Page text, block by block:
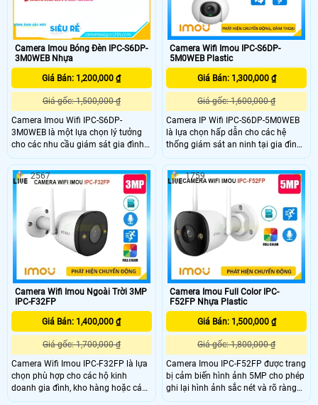
Camera Imou Bóng Đèn IPC-S6DP-
3M0WEB Nhựa
Giá Bán: 1,200,000 ₫
Giá gốc: 1,500,000 ₫
Camera Imou Wifi IPC-S6DP-
3M0WEB là một lựa chọn lý tưởng
cho các nhu cầu giám sát gia đình
hoặc văn phòng, với sự kết hợp giữa
chất lượng hình ảnh tốt tính năng
thông minh và khả năng kết nối linh
Camera Wifi Imou IPC-S6DP-
5M0WEB Plastic
Giá Bán: 1,300,000 ₫
Giá gốc: 1,600,000 ₫
Camera IP Wifi IPC-S6DP-5M0WEB
là lựa chọn hấp dẫn cho các hệ
thống giám sát an ninh tại gia đình
hoặc văn phòng, kết hợp giữa thiết
kế tiện lợi và các tính năng tiên tiến
Hỗ trợ thẻ nhớ lên đến 256GB cho
phép lưu trữ nhiều video ghi hình
mà không cần đến các thiết bị lưu
trữ bên ngoài.
Camera Wifi Imou Ngoài Trời 3MP
IPC-F32FP
Giá Bán: 1,400,000 ₫
Giá gốc: 1,700,000 ₫
Camera Wifi Imou IPC-F32FP là lựa
chọn phù hợp cho các hộ kinh
doanh gia đình, kho hàng hoặc các
khu vực cần giám sát ngoài trời với
2567
Camera Imou Full Color IPC-
F52FP Nhựa Plastic
Giá Bán: 1,500,000 ₫
Giá gốc: 1,800,000 ₫
Camera Imou IPC-F52FP được trang
bị cảm biến hình ảnh 5MP cho phép
ghi lại hình ảnh sắc nét và rõ ràng
ngay cả trong điều kiện ánh sáng
1759